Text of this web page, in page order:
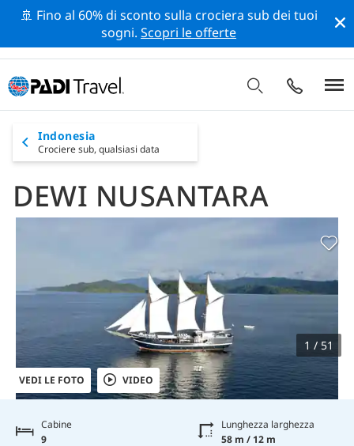
🚢 Fino al 60% di sconto sulla crociera sub dei tuoi
sogni.Scopri le offerte
Indonesia
Crociere sub, qualsiasi data
DEWI NUSANTARA
VEDI LE FOTO VIDEO
1 / 51
Cabine
9
Lunghezza larghezza
58 m / 12 m